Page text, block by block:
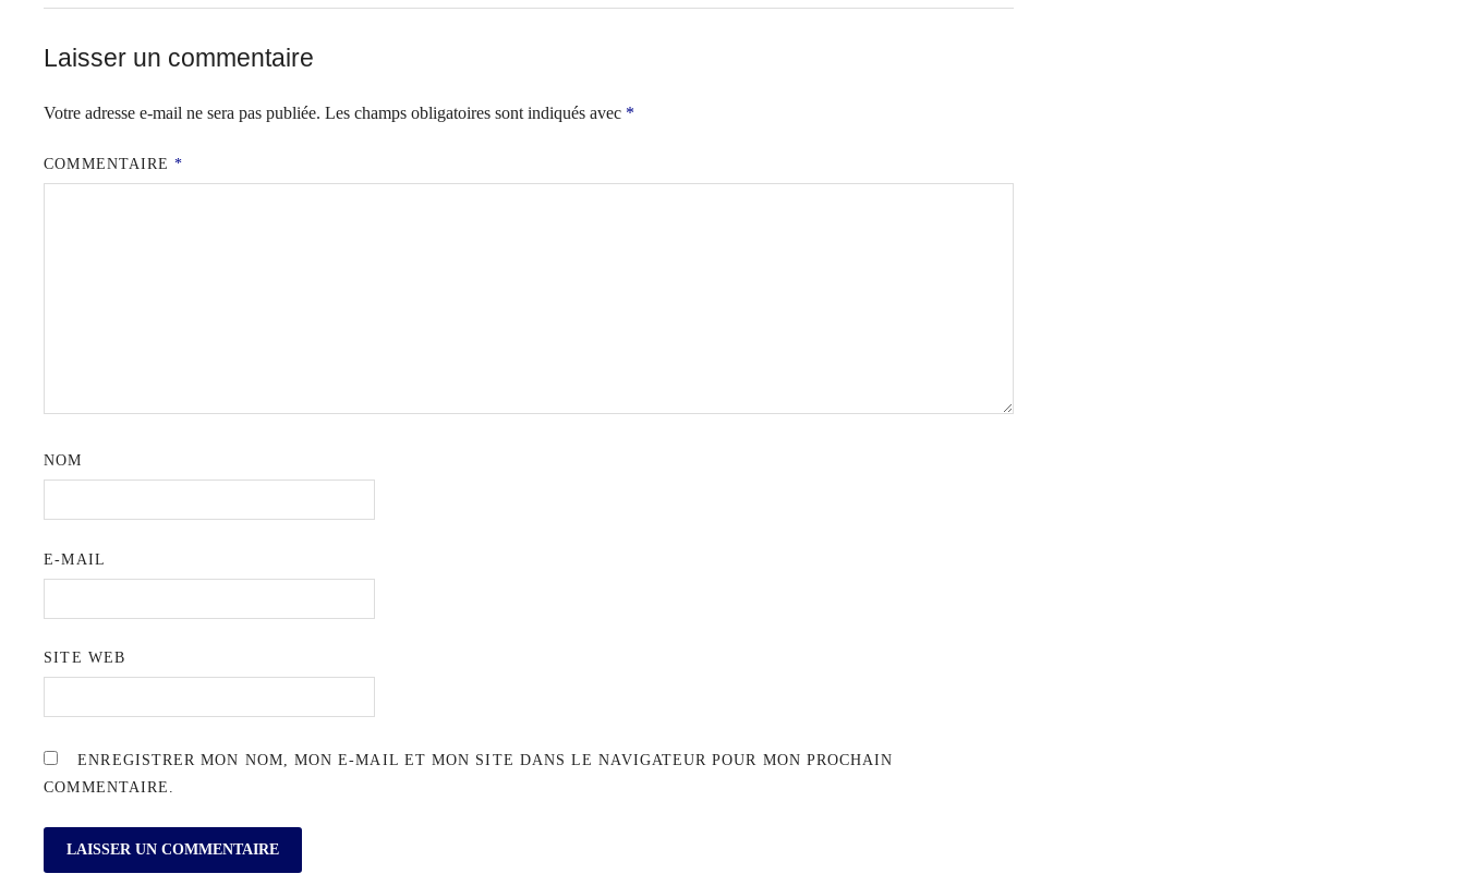
Laisser un commentaire
Votre adresse e-mail ne sera pas publiée. Les champs obligatoires sont indiqués avec *
COMMENTAIRE*
NOM
E-MAIL
SITE WEB
ENREGISTRER MON NOM, MON E-MAIL ET MON SITE DANS LE NAVIGATEUR POUR MON PROCHAIN
COMMENTAIRE.